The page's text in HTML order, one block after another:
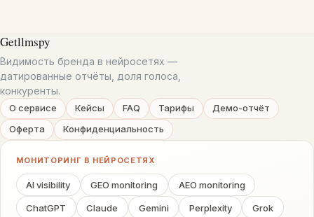
Getllmspy
Видимость бренда в нейросетях —
датированные отчёты, доля голоса,
конкуренты.
О сервисе Кейсы FAQ Тарифы
Демо-отчёт
Оферта
Конфиденциальность
МОНИТОРИНГ В НЕЙРОСЕТЯХ
AI visibility GEO monitoring AEO monitoring
ChatGPT Claude Gemini Perplexity Grok